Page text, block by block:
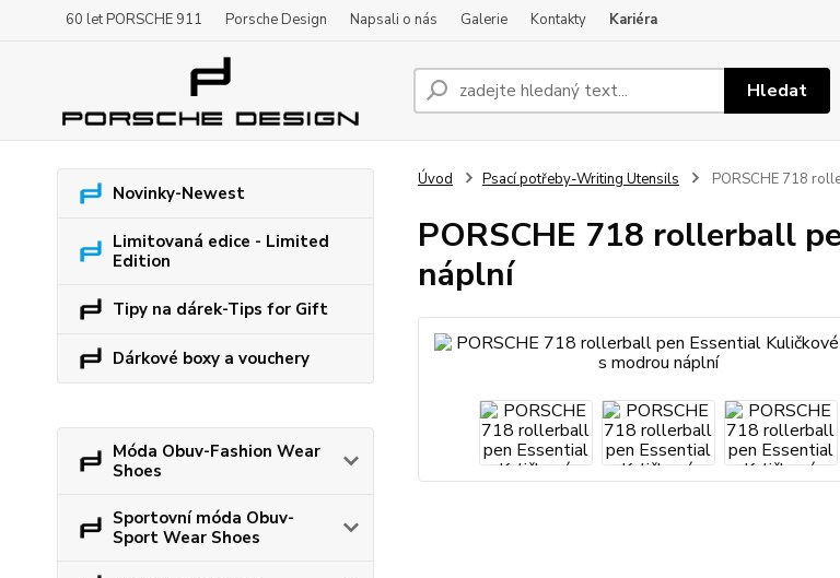
60 let PORSCHE 911 Porsche Design Napsali o nás Galerie Kontakty Kariéra
Hledat
Novinky-Newest
Limitovaná edice - Limited
Edition
Tipy na dárek-Tips for Gift
Dárkové boxy a vouchery
Móda Obuv-Fashion Wear
Shoes
Sportovní móda Obuv-
Sport Wear Shoes
Úvod Psací potřeby-Writing Utensils PORSCHE 718
PORSCHE 718 rollerball
náplní